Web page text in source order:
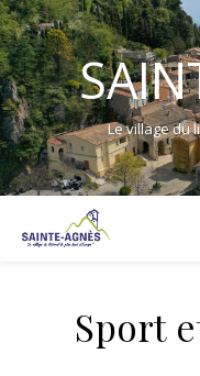
Le village du
Sport